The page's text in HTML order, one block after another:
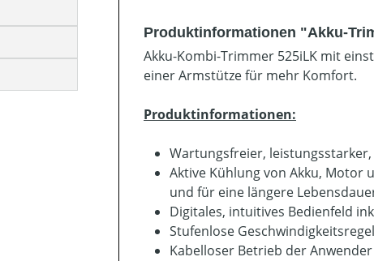
Produktinformationen "Akku-
Akku-Kombi-Trimmer 525iLK mit
einer Armstütze für mehr Komfort.
Produktinformationen:
Wartungsfreier,
Aktive Kühlung von Akku,
und für eine längere
Digitales, intuitives Bedienfeld
Stufenlose
Kabelloser Betrieb der